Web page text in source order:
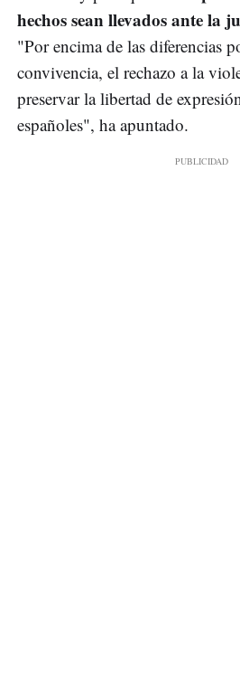
hechos sean llevados ante la
"Por encima de las diferencias
convivencia, el rechazo a la
preservar la libertad de
españoles", ha apuntado.